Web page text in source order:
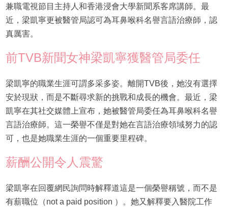
兼職電視節目主持人和香港浸會大學新聞系客席講師。最
近，梁凱寧更被醫管局認可為耳鼻喉科名譽言語治療師，認
真厲害。
前TVB新聞女神梁凱寧獲醫管局委任
梁凱寧的職業生涯可謂多采多姿。離開TVB後，她沒有選擇
安於現狀，而是不斷尋求新的挑戰和成長的機會。最近，梁
凱寧在其社交媒體上宣布，她被醫管局委任為耳鼻喉科名譽
言語治療師。這一榮譽不僅是對她在言語治療領域努力的認
可，也是她職業生涯的一個重要里程碑。
薪酬公開令人震驚
梁凱寧在回覆網民詢問時解釋道這是一個榮譽稱號，而不是
有薪職位（not a paid position ）。她又解釋要入醫院工作